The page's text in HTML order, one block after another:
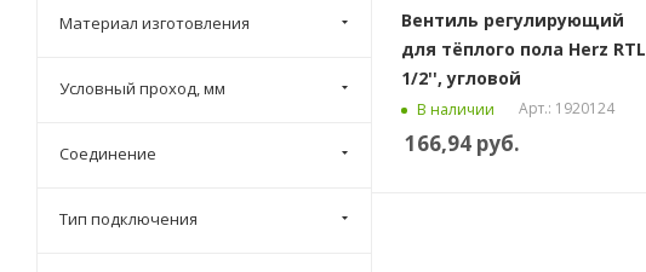
Вентиль регулирующий
для тёплого пола Herz RTL
1/2'', угловой
В наличии Арт.: 1920124
166,94 руб.
Кронштейн
Ниппель
Переходник
Материал изготовления
Условный проход, мм
Соединение
Тип подключения